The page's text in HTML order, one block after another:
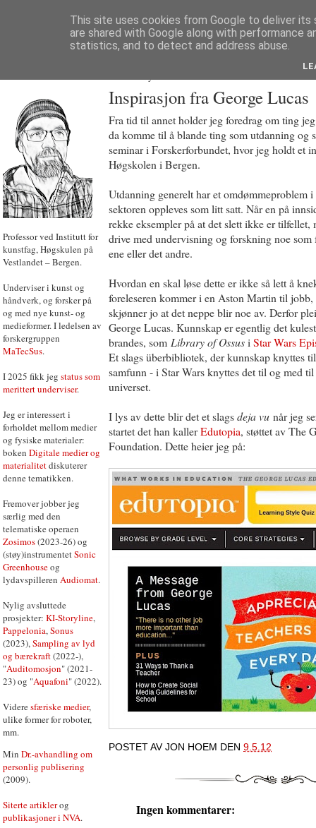
Professor ved Institutt for
kunstfag, Høgskulen på
Vestlandet – Bergen.
Underviser i kunst og
håndverk, og forsker på
og med nye kunst- og
medieformer. I ledelsen av
forskergruppen
MaTecSus.
I 2025 fikk jeg status som
merittert underviser.
Jeg er interessert i
forholdet mellom medier
og fysiske materialer:
boken Digitale medier og
materialitetdiskuterer
denne tematikken.
Fremover jobber jeg
særlig med den
telematiske operaen
Zosimos(2023-26) og
(støy)instrumentetSonic
Greenhouseog
lydavspilleren Audiomat.
Nylig avsluttede
prosjekter: KI-Storyline,
Pappelonia,Sonus
(2023),Sampling av lyd
og bærekraft(2022-),
"Auditomosjon" (2021-
23) og "Aquafoni" (2022).
Videresfæriske medier,
ulike former for roboter,
mm.
Min Dr.-avhandling om
personlig publisering
(2009).
Siterte artiklerog
publikasjoner i NVA.
Inspirasjon fra George Lucas
Fra tid til annet holder jeg foredrag om ting
da komme til å blande ting som utdanning og
seminar i Forskerforbundet, hvor jeg holdt et
Høgskolen i Bergen.
Utdanning generelt har et omdømmeproblem
sektoren oppleves som litt satt. Når en på
rekke eksempler på at det slett ikke er tilfellet,
drive med undervisning og forskning noe
ene eller det andre.
Hvordan en skal løse dette er ikke så lett å
foreleseren kommer i en Aston Martin til
skjønner jo at det neppe blir noe av. Derfor
George Lucas. Kunnskap er egentlig det
brandes, som Library of Ossusi Star Wars
Et slags überbibliotek, der kunnskap knyttes
samfunn - i Star Wars knyttes det til og med
universet.
I lys av dette blir det et slagsdeja vu når jeg
startet det han kallerEdutopia, støttet av The
Foundation. Dette heier jeg på:
POSTET AV JON HOEM DEN 9.5.12
Ingen kommentarer:
This site uses cookies from Google to deliver its
are shared with Google along with performance
statistics, and to detect and address abuse.